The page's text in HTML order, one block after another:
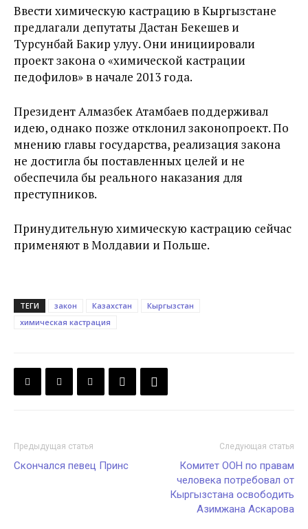
Ввести химическую кастрацию в Кыргызстане
предлагали депутаты Дастан Бекешев и
Турсунбай Бакир улуу. Они инициировали
проект закона о «химической кастрации
педофилов» в начале 2013 года.
Президент Алмазбек Атамбаев поддерживал
идею, однако позже отклонил законопроект. По
мнению главы государства, реализация закона
не достигла бы поставленных целей и не
обеспечила бы реального наказания для
преступников.
Принудительную химическую кастрацию сейчас
применяют в Молдавии и Польше.
ТЕГИ закон Казахстан
Кыргызстан
химическая кастрация
Предыдущая статья
Скончался певец Принс
Следующая статья
Комитет ООН по правам
человека потребовал от
Кыргызстана освободить
Азимжана Аскарова